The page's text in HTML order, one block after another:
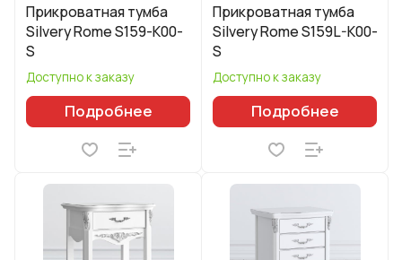
Прикроватная тумба
Silvery Rome S159-K00-
S
Доступно к заказу
Подробнее
Прикроватная тумба
Silvery Rome S159L-K00-
S
Доступно к заказу
Подробнее